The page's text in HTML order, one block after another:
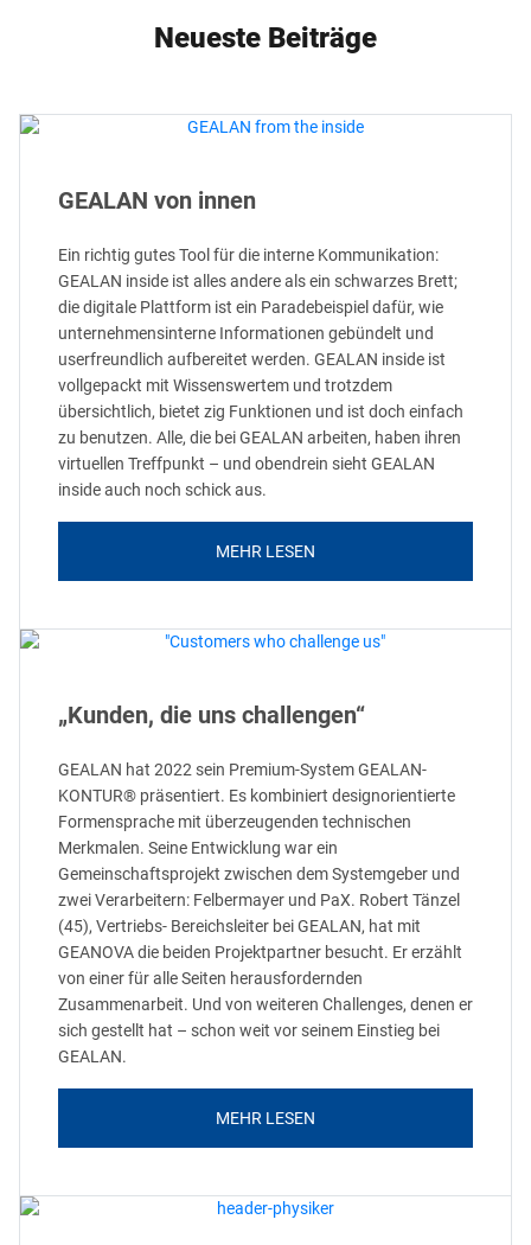
Neueste Beiträge
GEALAN von innen
Ein richtig gutes Tool für die interne Kommunikation:
GEALAN inside ist alles andere als ein schwarzes Brett;
die digitale Plattform ist ein Paradebeispiel dafür, wie
unternehmensinterne Informationen gebündelt und
userfreundlich aufbereitet werden. GEALAN inside ist
vollgepackt mit Wissenswertem und trotzdem
übersichtlich, bietet zig Funktionen und ist doch einfach
zu benutzen. Alle, die bei GEALAN arbeiten, haben ihren
virtuellen Treffpunkt – und obendrein sieht GEALAN
inside auch noch schick aus.
MEHR LESEN
„Kunden, die uns challengen“
GEALAN hat 2022 sein Premium-System GEALAN-
KONTUR® präsentiert. Es kombiniert designorientierte
Formensprache mit überzeugenden technischen
Merkmalen. Seine Entwicklung war ein
Gemeinschaftsprojekt zwischen dem Systemgeber und
zwei Verarbeitern: Felbermayer und PaX. Robert Tänzel
(45), Vertriebs- Bereichsleiter bei GEALAN, hat mit
GEANOVA die beiden Projektpartner besucht. Er erzählt
von einer für alle Seiten herausfordernden
Zusammenarbeit. Und von weiteren Challenges, denen er
sich gestellt hat – schon weit vor seinem Einstieg bei
GEALAN.
MEHR LESEN